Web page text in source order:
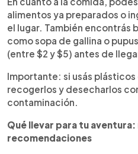
alimentos ya preparados o
el lugar. También encontrás
como sopa de gallina o
(entre $2 y $5) antes de
Importante: si usás
recogerlos y desecharlos
contaminación.
Qué llevar para tu
recomendaciones